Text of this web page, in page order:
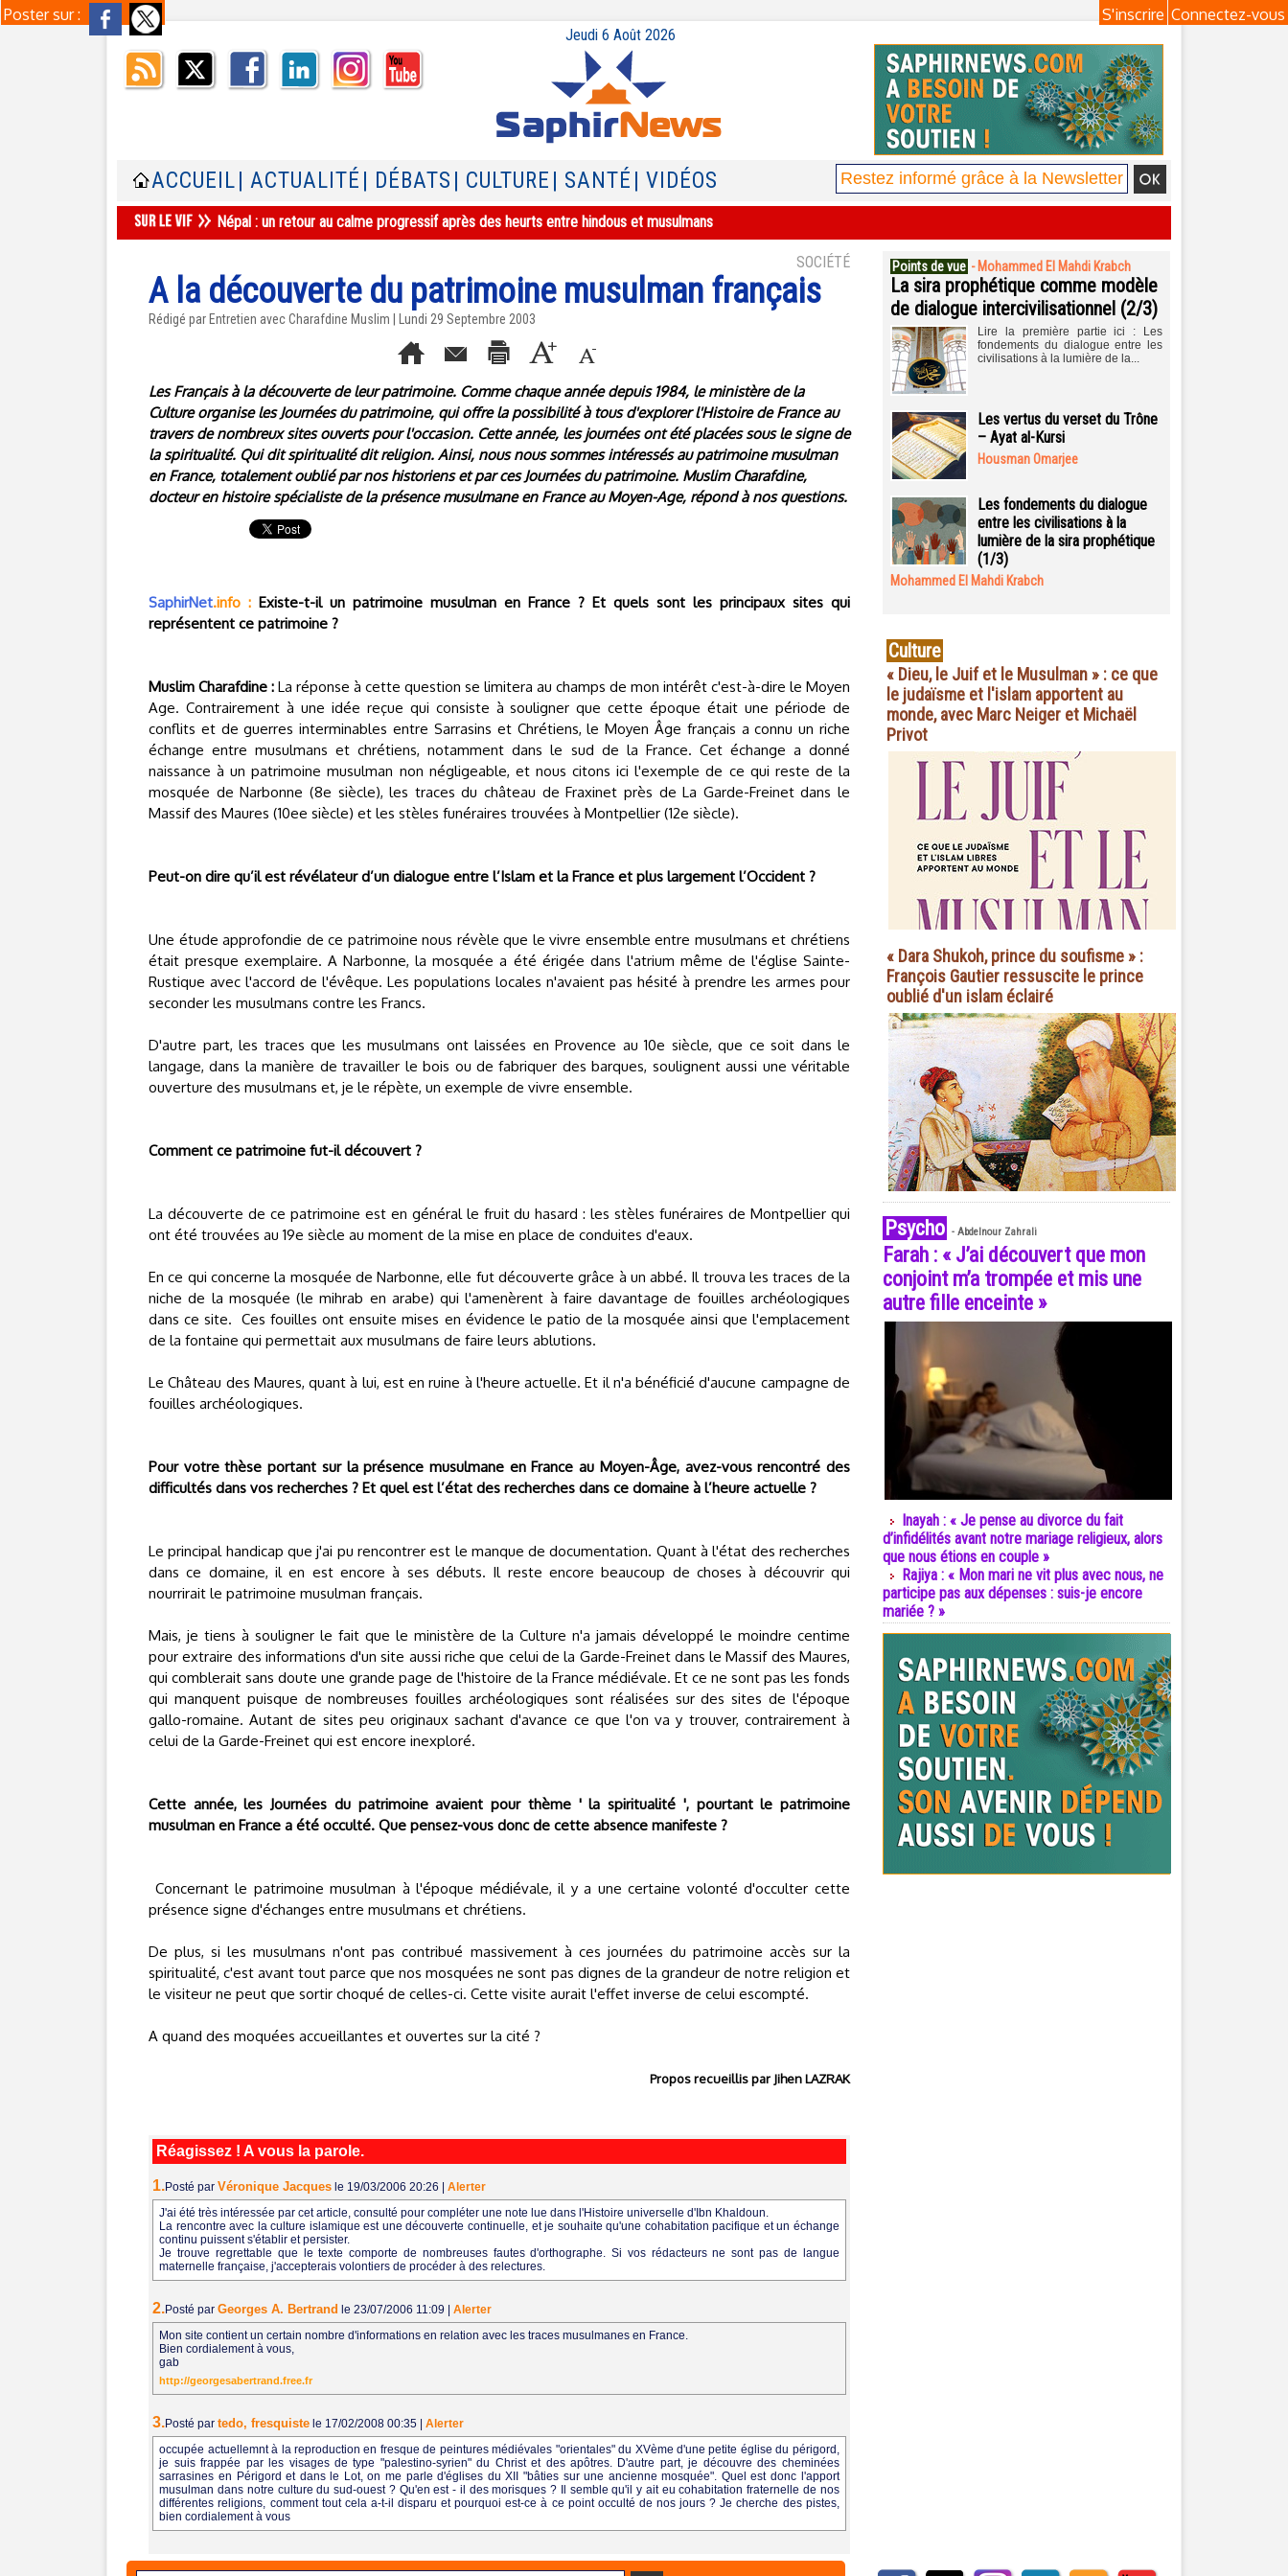
Poster sur : Connectez-vous
S'inscrire
Jeudi 6 Août 2026
ACCUEIL | ACTUALITÉ | DÉBATS | CULTURE | SANTÉ | VIDÉOS
Népal : un retour au calme progressif après des heurts entre hindous et musulmans
SOCIÉTÉ
A la découverte du patrimoine musulman français
Rédigé par Entretien avec Charafdine Muslim | Lundi 29 Septembre 2003
Les Français à la découverte de leur patrimoine. Comme chaque année depuis 1984, le ministère de la
Culture organise les Journées du patrimoine, qui offre la possibilité à tous d'explorer l'Histoire de France au
travers de nombreux sites ouverts pour l'occasion. Cette année, les journées ont été placées sous le signe de
la spiritualité. Qui dit spiritualité dit religion. Ainsi, nous nous sommes intéressés au patrimoine musulman
en France, totalement oublié par nos historiens et par ces Journées du patrimoine. Muslim Charafdine,
docteur en histoire spécialiste de la présence musulmane en France au Moyen-Age, répond à nos questions.
SaphirNet.info : Existe-t-il un patrimoine musulman en France ? Et quels sont les principaux sites qui
représentent ce patrimoine ?
Muslim Charafdine : La réponse à cette question se limitera au champs de mon intérêt c'est-à-dire le Moyen
Age. Contrairement à une idée reçue qui consiste à souligner que cette époque était une période de
conflits et de guerres interminables entre Sarrasins et Chrétiens, le Moyen Âge français a connu un riche
échange entre musulmans et chrétiens, notamment dans le sud de la France. Cet échange a donné
naissance à un patrimoine musulman non négligeable, et nous citons ici l'exemple de ce qui reste de la
mosquée de Narbonne (8e siècle), les traces du château de Fraxinet près de La Garde-Freinet dans le
Massif des Maures (10ee siècle) et les stèles funéraires trouvées à Montpellier (12e siècle).
Peut-on dire qu’il est révélateur d’un dialogue entre l’Islam et la France et plus largement l’Occident ?
Une étude approfondie de ce patrimoine nous révèle que le vivre ensemble entre musulmans et chrétiens
était presque exemplaire. A Narbonne, la mosquée a été érigée dans l'atrium même de l'église Sainte-
Rustique avec l'accord de l'évêque. Les populations locales n'avaient pas hésité à prendre les armes pour
seconder les musulmans contre les Francs.
D'autre part, les traces que les musulmans ont laissées en Provence au 10e siècle, que ce soit dans le
langage, dans la manière de travailler le bois ou de fabriquer des barques, soulignent aussi une véritable
ouverture des musulmans et, je le répète, un exemple de vivre ensemble.
Comment ce patrimoine fut-il découvert ?
La découverte de ce patrimoine est en général le fruit du hasard : les stèles funéraires de Montpellier qui
ont été trouvées au 19e siècle au moment de la mise en place de conduites d'eaux.
En ce qui concerne la mosquée de Narbonne, elle fut découverte grâce à un abbé. Il trouva les traces de la
niche de la mosquée (le mihrab en arabe) qui l'amenèrent à faire davantage de fouilles archéologiques
dans ce site. Ces fouilles ont ensuite mises en évidence le patio de la mosquée ainsi que l'emplacement
de la fontaine qui permettait aux musulmans de faire leurs ablutions.
Le Château des Maures, quant à lui, est en ruine à l'heure actuelle. Et il n'a bénéficié d'aucune campagne de
fouilles archéologiques.
Pour votre thèse portant sur la présence musulmane en France au Moyen-Âge, avez-vous rencontré des
difficultés dans vos recherches ? Et quel est l’état des recherches dans ce domaine à l’heure actuelle ?
Le principal handicap que j'ai pu rencontrer est le manque de documentation. Quant à l'état des recherches
dans ce domaine, il en est encore à ses débuts. Il reste encore beaucoup de choses à découvrir qui
nourrirait le patrimoine musulman français.
Mais, je tiens à souligner le fait que le ministère de la Culture n'a jamais développé le moindre centime
pour extraire des informations d'un site aussi riche que celui de la Garde-Freinet dans le Massif des Maures,
qui comblerait sans doute une grande page de l'histoire de la France médiévale. Et ce ne sont pas les fonds
qui manquent puisque de nombreuses fouilles archéologiques sont réalisées sur des sites de l'époque
gallo-romaine. Autant de sites peu originaux sachant d'avance ce que l'on va y trouver, contrairement à
celui de la Garde-Freinet qui est encore inexploré.
Cette année, les Journées du patrimoine avaient pour thème ' la spiritualité ', pourtant le patrimoine
musulman en France a été occulté. Que pensez-vous donc de cette absence manifeste ?
Concernant le patrimoine musulman à l'époque médiévale, il y a une certaine volonté d'occulter cette
présence signe d'échanges entre musulmans et chrétiens.
De plus, si les musulmans n'ont pas contribué massivement à ces journées du patrimoine accès sur la
spiritualité, c'est avant tout parce que nos mosquées ne sont pas dignes de la grandeur de notre religion et
le visiteur ne peut que sortir choqué de celles-ci. Cette visite aurait l'effet inverse de celui escompté.
A quand des moquées accueillantes et ouvertes sur la cité ?
Propos recueillis par Jihen LAZRAK
Réagissez ! A vous la parole.
1.Posté par Véronique Jacques le 19/03/2006 20:26
Alerter
J'ai été très intéressée par cet article, consulté pour compléter une note lue dans l'Histoire universelle d'Ibn Khaldoun.
La rencontre avec la culture islamique est une découverte continuelle, et je souhaite qu'une cohabitation pacifique et un échange
continu puissent s'établir et persister.
Je trouve regrettable que le texte comporte de nombreuses fautes d'orthographe. Si vos rédacteurs ne sont pas de langue
maternelle française, j'accepterais volontiers de procéder à des relectures.
2.Posté par Georges A. Bertrand le 23/07/2006 11:09
Alerter
Mon site contient un certain nombre d'informations en relation avec les traces musulmanes en France.
Bien cordialement à vous,
gab
http://georgesabertrand.free.fr
3.Posté par tedo, fresquiste le 17/02/2008 00:35
Alerter
occupée actuellemnt à la reproduction en fresque de peintures médiévales "orientales" du XVème d'une petite église du périgord,
je suis frappée par les visages de type "palestino-syrien" du Christ et des apôtres. D'autre part, je découvre des cheminées
sarrasines en Périgord et dans le Lot, on me parle d'églises du XII "bâties sur une ancienne mosquée". Quel est donc l'apport
musulman dans notre culture du sud-ouest ? Qu'en est - il des morisques ? Il semble qu'il y ait eu cohabitation fraternelle de nos
différentes religions, comment tout cela a-t-il disparu et pourquoi est-ce à ce point occulté de nos jours ? Je cherche des pistes,
bien cordialement à vous
Points de vue - Mohammed El Mahdi Krabch
La sira prophétique comme modèle
de dialogue intercivilisationnel (2/3)
Lire la première partie ici : Les
fondements du dialogue entre les
civilisations à la lumière de la...
Les vertus du verset du Trône
– Ayat al-Kursi
Housman Omarjee
Les fondements du dialogue
entre les civilisations à la
lumière de la sira prophétique
(1/3)
Mohammed El Mahdi Krabch
Culture
« Dieu, le Juif et le Musulman » : ce que
le judaïsme et l'islam apportent au
monde, avec Marc Neiger et Michaël
Privot
« Dara Shukoh, prince du soufisme » :
François Gautier ressuscite le prince
oublié d'un islam éclairé
Psycho - Abdelnour Zahrali
Farah : « J’ai découvert que mon
conjoint m’a trompée et mis une
autre fille enceinte »
Inayah : « Je pense au divorce du fait
d’infidélités avant notre mariage religieux, alors
que nous étions en couple »
Rajiya : « Mon mari ne vit plus avec nous, ne
participe pas aux dépenses : suis-je encore
mariée ? »